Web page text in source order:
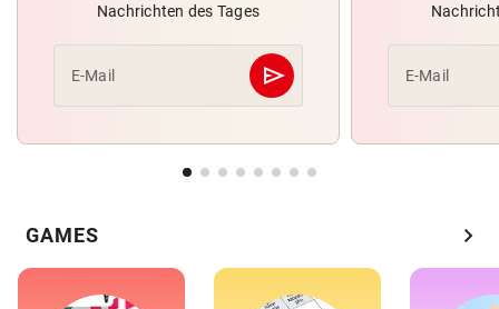
Nachrichten des Tages
E-Mail send
Abschicken E-Mail
GAMES chevron_right